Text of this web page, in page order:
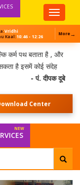
Top
Menu
Vridhi
Kaal:10:46 - 12:26 More→
कर्म पथ बताता है , और
है इसमें कोई संदेह
- पं. दीपक दूबे
Center